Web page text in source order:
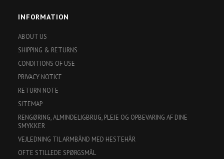
INFORMATION
ABOUT US
SHIPPING & RETURNS
CONDITIONS OF USE
PRIVACY NOTICE
RETURN NOTE
SITEMAP
RENGØRING, ALMINDELIGBRUG, PLEJE OG OPBEVARING AF DINE
SMYKKER
VEJLEDNING TIL ARMBÅND MED HESTEHÅR
OFTE STILLEDE SPØRGSMÅL